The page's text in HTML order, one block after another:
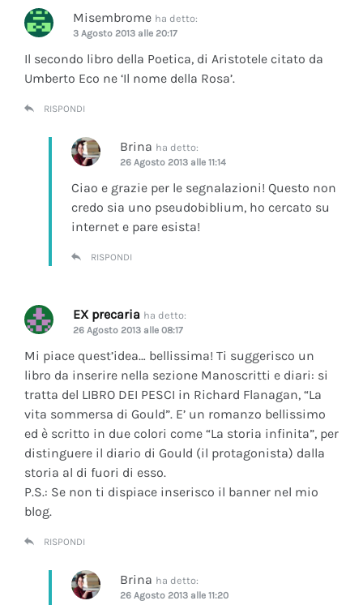
Misembrome ha detto:
3 Agosto 2013 alle 20:17
Il secondo libro della Poetica, di Aristotele citato da
Umberto Eco ne ‘Il nome della Rosa’.
RISPONDI
Brina ha detto:
26 Agosto 2013 alle 11:14
Ciao e grazie per le segnalazioni! Questo non
credo sia uno pseudobiblium, ho cercato su
internet e pare esista!
RISPONDI
EX precaria ha detto:
26 Agosto 2013 alle 08:17
Mi piace quest’idea… bellissima! Ti suggerisco un
libro da inserire nella sezione Manoscritti e diari: si
tratta del LIBRO DEI PESCI in Richard Flanagan, “La
vita sommersa di Gould”. E’ un romanzo bellissimo
ed è scritto in due colori come “La storia infinita”, per
distinguere il diario di Gould (il protagonista) dalla
storia al di fuori di esso.
P.S.: Se non ti dispiace inserisco il banner nel mio
blog.
RISPONDI
Brina ha detto:
26 Agosto 2013 alle 11:20